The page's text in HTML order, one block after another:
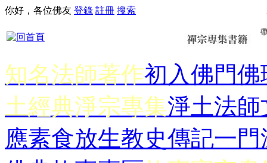
你好，各位佛友 登錄 註冊 搜索
知名法師著作初入佛門佛
土經典淨宗專集淨土法師
應素食放生教史傳記一門